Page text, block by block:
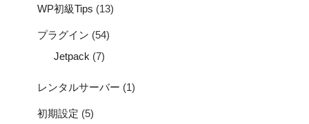
WP初級Tips (13)
プラグイン (54)
Jetpack (7)
レンタルサーバー (1)
初期設定 (5)